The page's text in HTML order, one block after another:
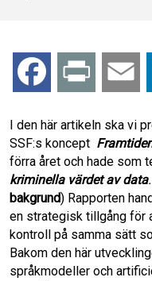
c
e
b
o
i
n
t
a
i
l
I den här artikeln ska vi
SSF:s koncept
förra året och hade som
kriminella värdet av data.
bakgrund) Rapporten
en strategisk tillgång för
kontroll på samma sätt
Bakom den här
språkmodeller och